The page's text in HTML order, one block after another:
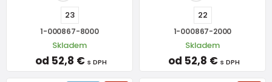
23
1-000867-8000
Skladem
od 52,8 € s DPH
22
1-000867-2000
Skladem
od 52,8 € s DPH